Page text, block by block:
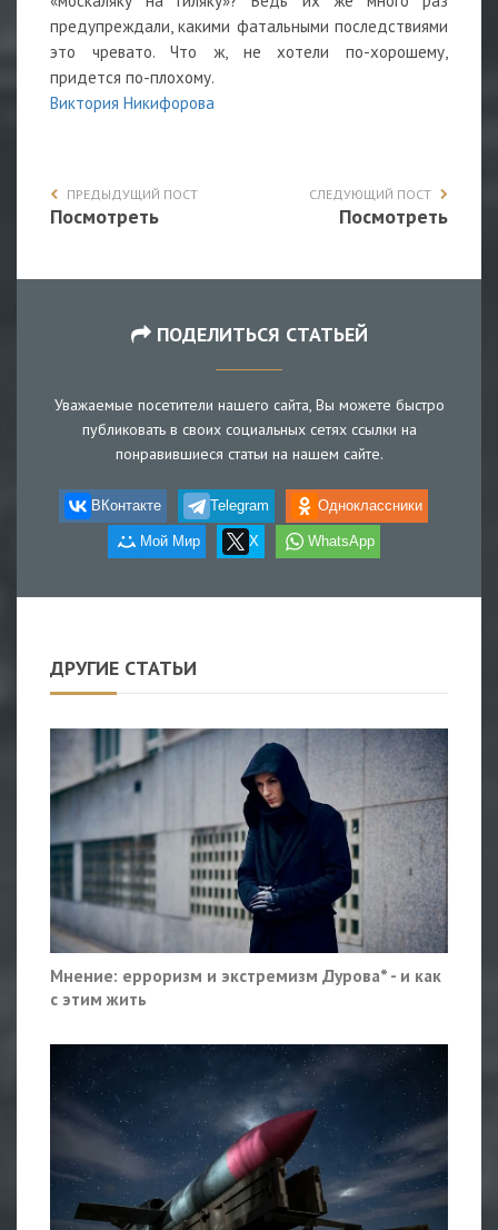
предупреждали, какими фатальными последствиями
это чревато. Что ж, не хотели по-хорошему,
придется по-плохому.
Виктория Никифорова
ПРЕДЫДУЩИЙ ПОСТ
Посмотреть
СЛЕДУЮЩИЙ ПОСТ
Посмотреть
ПОДЕЛИТЬСЯ СТАТЬЕЙ
Уважаемые посетители нашего сайта, Вы можете быстро
публиковать в своих социальных сетях ссылки на
понравившиеся статьи на нашем сайте.
ВКонтакте Telegram Одноклассники
Мой Мир X WhatsApp
ДРУГИЕ СТАТЬИ
Мнение: ерроризм и экстремизм Дурова* - и как
с этим жить